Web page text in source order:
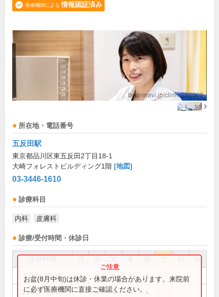
医療機関による 情報認証済み
所在地・電話番号
五反田駅
東京都品川区東五反田2丁目18-1
大崎フォレストビルディング1階 [地図]
03-3446-1610
診療科目
内科 皮膚科
診療/受付時間・休診日
祝
9:00～12:30 ● ● ● ● ●
14:30～18:00 ● ● ● ●
お盆(8月中旬)は休診・休業の場合があります。来院前
に必ず医療機関に直接ご確認ください。